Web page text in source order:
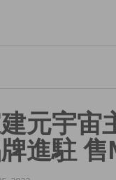
元宇宙
進駐 售